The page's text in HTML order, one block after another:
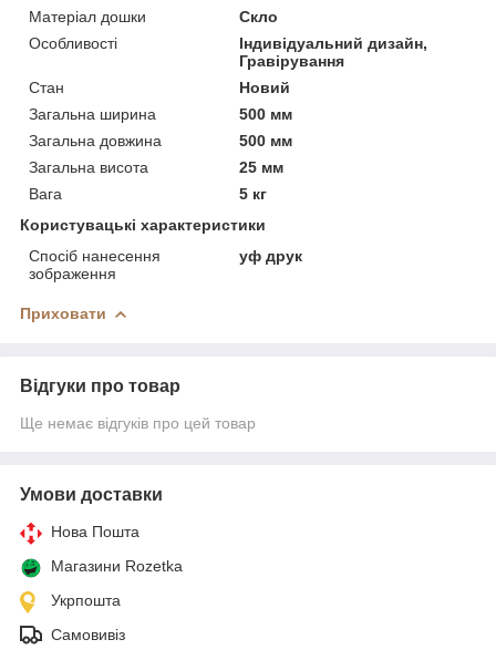
Матеріал дошки
Скло
Особливості
Індивідуальний дизайн,
Гравірування
Стан
Новий
Загальна ширина
500 мм
Загальна довжина
500 мм
Загальна висота
25 мм
Вага
5 кг
Користувацькі характеристики
Спосіб нанесення
зображення
уф друк
Приховати
Відгуки про товар
Ще немає відгуків про цей товар
Умови доставки
Нова Пошта
Магазини Rozetka
Укрпошта
Самовивіз